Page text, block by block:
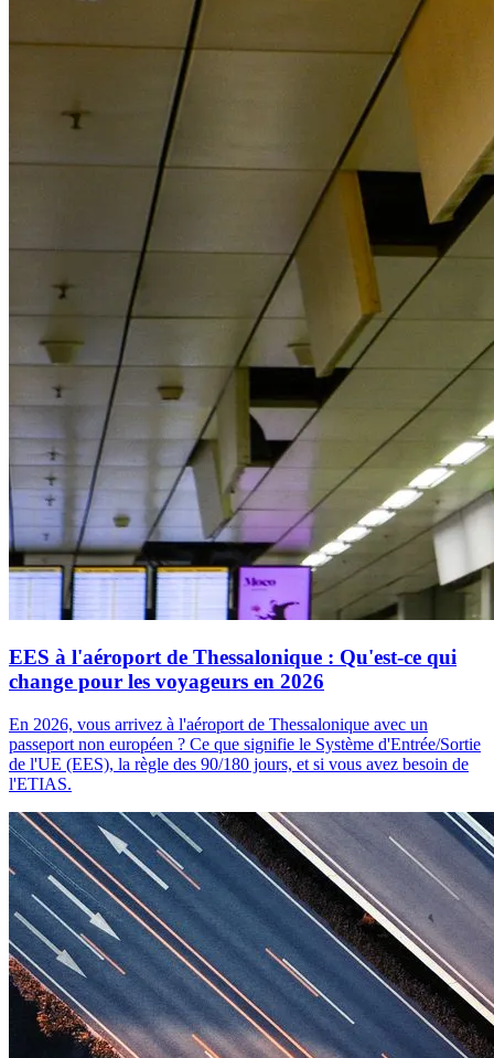
EES à l'aéroport de Thessalonique : Qu'est-ce qui
change pour les voyageurs en 2026
En 2026, vous arrivez à l'aéroport de Thessalonique avec un
passeport non européen ? Ce que signifie le Système d'Entrée/Sortie
de l'UE (EES), la règle des 90/180 jours, et si vous avez besoin de
l'ETIAS.